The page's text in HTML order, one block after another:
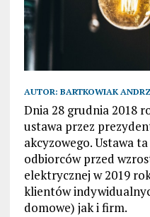
AUTOR: BARTKOWIAK
Dnia 28 grudnia 2018
ustawa przez
akcyzowego. Ustawa
odbiorców przed
elektrycznej w 2019
klientów
domowe) jak i firm.